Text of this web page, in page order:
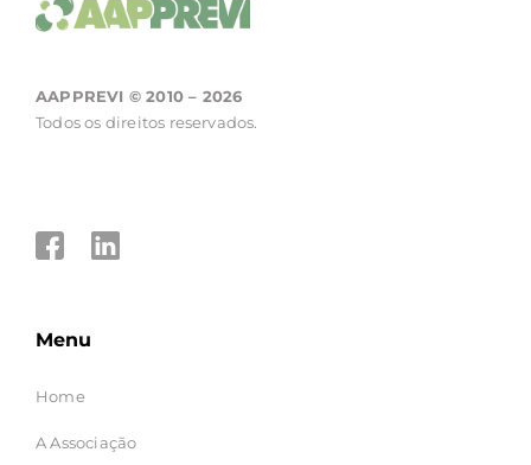
AAPPREVI © 2010 – 2026
Todos os direitos reservados.
Menu
Home
A Associação